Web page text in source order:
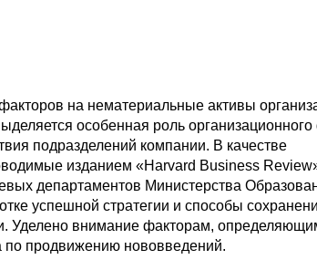
на нематериальные активы
особенная роль организационного
подразделений компании. В качестве
изданием «Harvard Business
департаментов Министерства
успешной стратегии и способы
Уделено внимание факторам,
по продвижению нововведений.